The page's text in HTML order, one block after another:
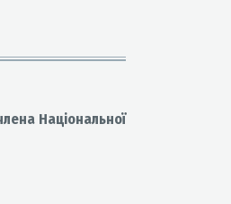
Національної